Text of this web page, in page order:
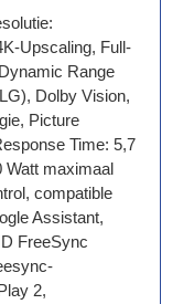
Upscaling, Full-
Range
Dolby Vision,
Picture
Time: 5,7
Watt maximaal
compatible
Assistant,
FreeSync
2,